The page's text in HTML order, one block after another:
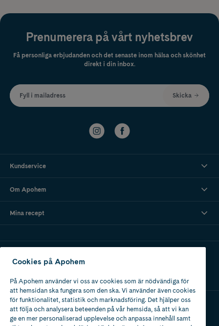
Prenumerera på vårt nyhetsbrev
Få personliga erbjudanden och det senaste inom hälsa och skönhet
direkt i din inbox.
Fyll i mailadress Skicka
Kundservice
Om Apohem
Mina recept
Apotek med tillstånd
av Läkemedelsverket
Cookies på Apohem
På Apohem använder vi oss av cookies som är nödvändiga för
att hemsidan ska fungera som den ska. Vi använder även cookies
för funktionalitet, statistik och marknadsföring. Det hjälper oss
att följa och analysera beteenden på vår hemsida, så att vi kan
ge en mer personaliserad upplevelse och anpassa innehåll samt